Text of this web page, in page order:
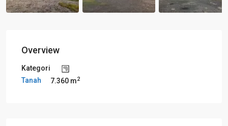
Overview
Kategori
Tanah
7.360 m2